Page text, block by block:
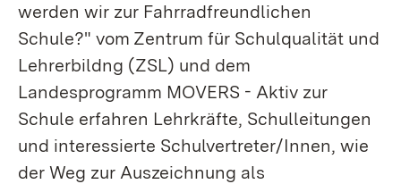
werden wir zur Fahrradfreundlichen
Schule?" vom Zentrum für Schulqualität und
Lehrerbildng (ZSL) und dem
Landesprogramm MOVERS - Aktiv zur
Schule erfahren Lehrkräfte, Schulleitungen
und interessierte Schulvertreter/Innen, wie
der Weg zur Auszeichnung als